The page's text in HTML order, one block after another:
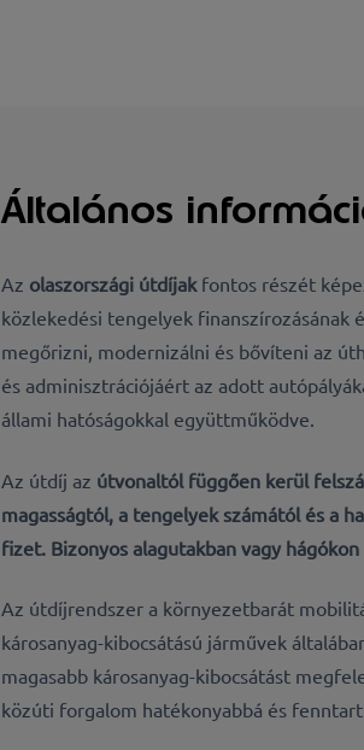
Általános
Az olaszországi útdíjakfontos részét
közlekedési tengelyek finanszírozásának
megőrizni, modernizálni és bővíteni az
és adminisztrációjáért az adott
állami hatóságokkal együttműködve.
Az útdíj az útvonaltól függően kerül
magasságtól, a tengelyek számától és a
fizet. Bizonyos alagutakban vagy hágókon
Az útdíjrendszer a környezetbarát
károsanyag-kibocsátású járművek
magasabb károsanyag-kibocsátást
közúti forgalom hatékonyabbá és